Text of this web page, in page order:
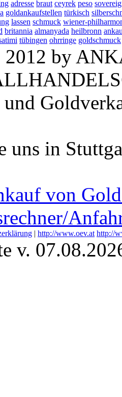
adresse braut ceyrek peso
goldankaufstellen türkisch
lassen schmuck wiener-
britannia almanyada heilbronn
tübingen ohrringe goldschmuck
by
uns in
von
| http://www.oev.at http://
v.